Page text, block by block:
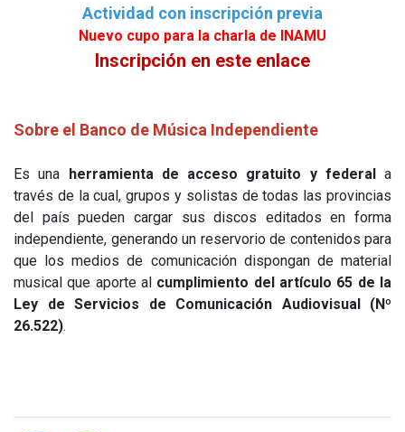
Actividad con inscripción previa
Nuevo cupo para la charla de INAMU
Inscripción en este enlace
Sobre el Banco de Música Independiente
Es una herramienta de acceso gratuito y federala
través de la cual, grupos y solistas de todas las provincias
del país pueden cargar sus discos editados en forma
independiente, generando un reservorio de contenidos para
que los medios de comunicación dispongan de material
musical que aporte al cumplimiento del artículo 65 de la
Ley de Servicios de Comunicación Audiovisual (Nº
26.522).